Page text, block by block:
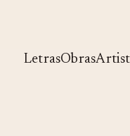
LetrasObras